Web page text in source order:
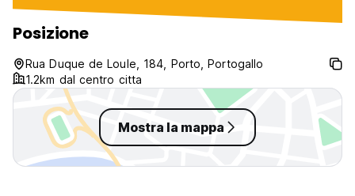
Posizione
Rua Duque de Loule, 184, Porto, Portogallo
1.2km dal centro citta
Mostra la mappa